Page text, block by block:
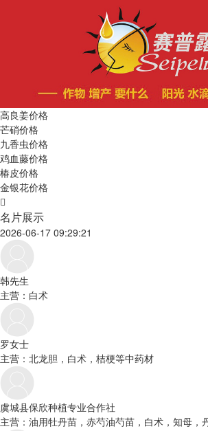
高良姜价格
芒硝价格
九香虫价格
鸡血藤价格
椿皮价格
金银花价格
名片展示
2026-06-17 09:29:21
韩先生
主营：白术
罗女士
主营：北龙胆，白术，桔梗等中药材
虞城县保欣种植专业合作社
主营：油用牡丹苗，赤芍油芍苗，白术，知母，